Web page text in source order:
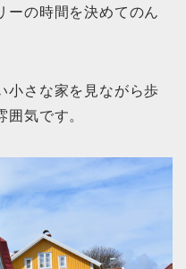
ーの時間を決めてのん
小さな家を見ながら歩
囲気です。